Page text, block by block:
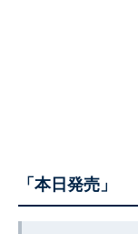
「本日発売」